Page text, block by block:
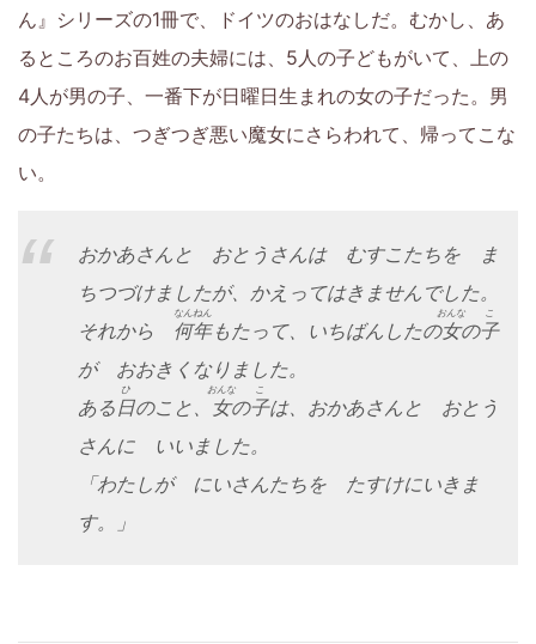
ん』シリーズの1冊で、ドイツのおはなしだ。むかし、あ
るところのお百姓の夫婦には、5人の子どもがいて、上の
4人が男の子、一番下が日曜日生まれの女の子だった。男
の子たちは、つぎつぎ悪い魔女にさらわれて、帰ってこな
い。
おかあさんと おとうさんは むすこたちを ま
ちつづけましたが、かえってはきませんでした。
それから 何年
なんねん
もたって、いちばんしたの女
おんな
の子
こ
が おおきくなりました。
ある日
ひ
のこと、 女
おんな
の子
こ
は、おかあさんと おとう
さんに いいました。
「わたしが にいさんたちを たすけにいきま
す。」